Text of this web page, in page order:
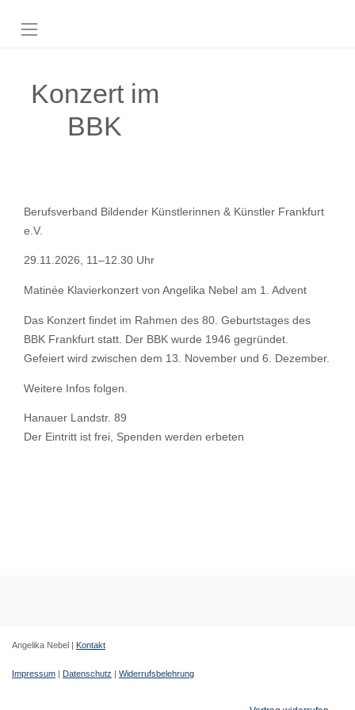
Konzert im
BBK
Berufsverband Bildender Künstlerinnen & Künstler Frankfurt
e.V.
29.11.2026, 11–12.30 Uhr
Matinée Klavierkonzert von Angelika Nebel am 1. Advent
Das Konzert findet im Rahmen des 80. Geburtstages des
BBK Frankfurt statt. Der BBK wurde 1946 gegründet.
Gefeiert wird zwischen dem 13. November und 6. Dezember.
Weitere Infos folgen.
Hanauer Landstr. 89
Der Eintritt ist frei, Spenden werden erbeten
Angelika Nebel | Kontakt
Impressum | Datenschutz | Widerrufsbelehrung